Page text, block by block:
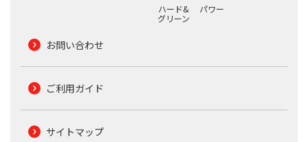
ハード&
グリーン
パワー
お問い合わせ
ご利用ガイド
サイトマップ